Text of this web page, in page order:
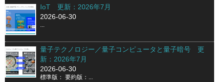
IoT 更新：2026年7月
2026-06-30
...
量子テクノロジー／量子コンピュータと量子暗号 更
新：2026年7月
2026-06-30
標準版： 要約版：...